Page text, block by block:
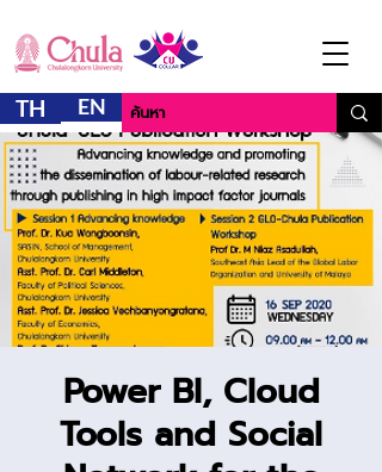
TH EN
Power BI, Cloud
Tools and Social